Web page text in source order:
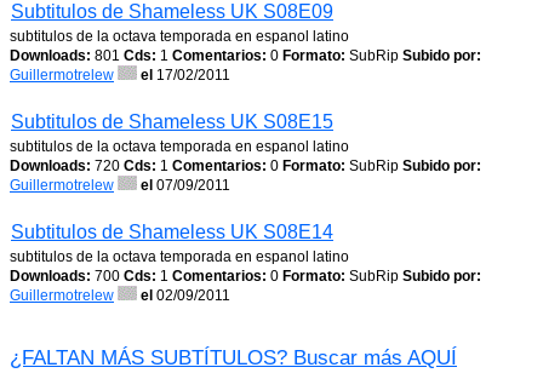
Subtitulos de Shameless UK S08E09
subtitulos de la octava temporada en espanol latino
Downloads: 801 Cds: 1 Comentarios: 0 Formato: SubRip Subido por:
Guillermotrelew
el 17/02/2011
Subtitulos de Shameless UK S08E15
subtitulos de la octava temporada en espanol latino
Downloads: 720 Cds: 1 Comentarios: 0 Formato: SubRip Subido por:
Guillermotrelew
el 07/09/2011
Subtitulos de Shameless UK S08E14
subtitulos de la octava temporada en espanol latino
Downloads: 700 Cds: 1 Comentarios: 0 Formato: SubRip Subido por:
Guillermotrelew
el 02/09/2011
¿FALTAN MÁS SUBTÍTULOS? Buscar más AQUÍ